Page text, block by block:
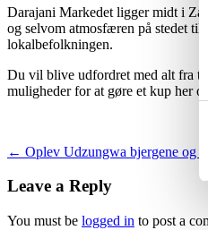
Darajani Markedet ligger midt i
og selvom atmosfæren på stedet
lokalbefolkningen.
Du vil blive udfordret med alt fra
muligheder for at gøre et kup her
navigation
← Oplev Udzungwa bjergene og
Leave a Reply
You must be logged in to post a